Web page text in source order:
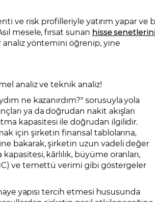
ve risk profilleriyle yatırım yapar ve
mesele, fırsat sunan hisse senetlerini
analiz yöntemini öğrenip, yine
analiz ve teknik analiz!
ne kazanırdım?" sorusuyla yola
ya da doğrudan nakit akışları
kapasitesi ile doğrudan ilgilidir.
için şirketin finansal tablolarına,
bakarak, şirketin uzun vadeli değer
kârlılık, büyüme oranları,
ve temettü verimi gibi göstergeler
yapısı tercih etmesi hususunda